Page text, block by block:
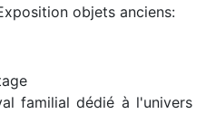
objets anciens:
familial dédié à l'univers